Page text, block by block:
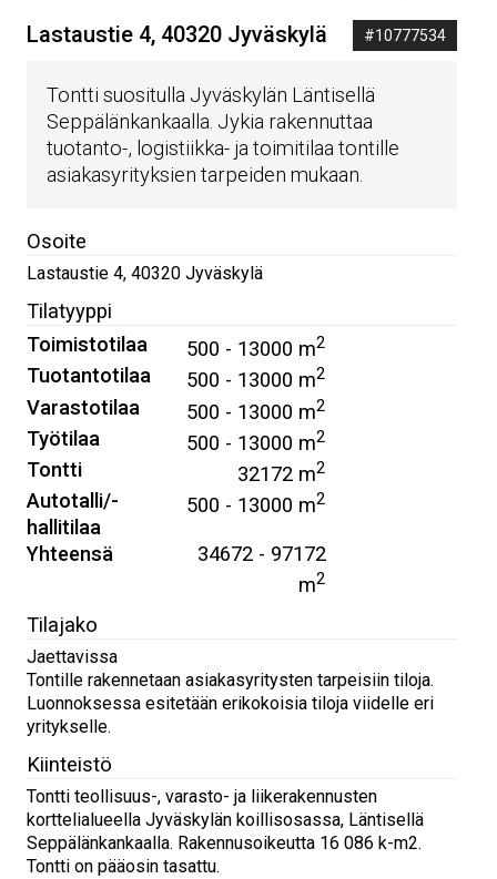
Lastaustie 4, 40320 Jyväskylä #10777534
Tontti suositulla Jyväskylän Läntisellä
Seppälänkankaalla. Jykia rakennuttaa
tuotanto-, logistiikka- ja toimitilaa tontille
asiakasyrityksien tarpeiden mukaan.
Osoite
Lastaustie 4, 40320 Jyväskylä
Tilatyyppi
Toimistotilaa
500 - 13000 m2
Tuotantotilaa 500 - 13000 m2
Varastotilaa 500 - 13000 m2
Työtilaa 500 - 13000 m2
Tontti 32172 m2
Autotalli/-
hallitilaa
500 - 13000 m2
Yhteensä
34672 - 97172
m2
Tilajako
Jaettavissa
Tontille rakennetaan asiakasyritysten tarpeisiin tiloja.
Luonnoksessa esitetään erikokoisia tiloja viidelle eri
yritykselle.
Kiinteistö
Tontti teollisuus-, varasto- ja liikerakennusten
korttelialueella Jyväskylän koillisosassa, Läntisellä
Seppälänkankaalla. Rakennusoikeutta 16 086 k-m2.
Tontti on pääosin tasattu.